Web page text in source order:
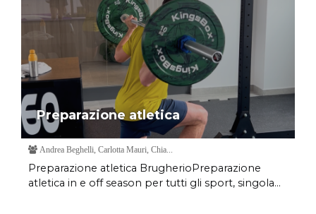
Preparazione atletica
Andrea Beghelli, Carlotta Mauri, Chia...
Preparazione atletica BrugherioPreparazione
atletica in e off season per tutti gli sport, singola...